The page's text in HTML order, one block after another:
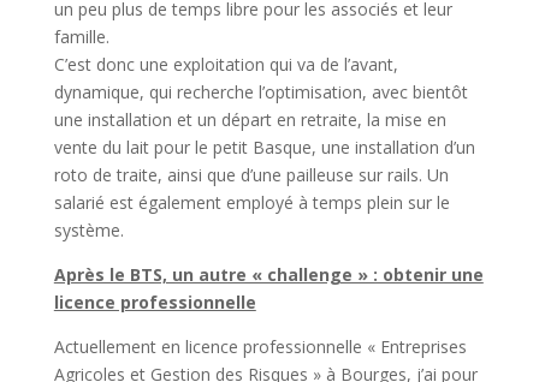
un peu plus de temps libre pour les associés et leur
famille.
C’est donc une exploitation qui va de l’avant,
dynamique, qui recherche l’optimisation, avec bientôt
une installation et un départ en retraite, la mise en
vente du lait pour le petit Basque, une installation d’un
roto de traite, ainsi que d’une pailleuse sur rails. Un
salarié est également employé à temps plein sur le
système.
Après le BTS, un autre « challenge » : obtenir une
licence professionnelle
Actuellement en licence professionnelle « Entreprises
Agricoles et Gestion des Risques » à Bourges, j’ai pour